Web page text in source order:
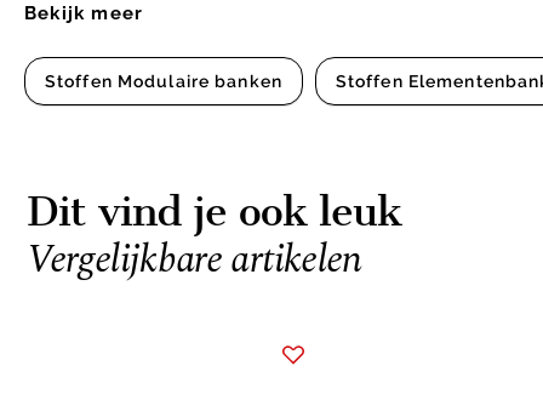
Bekijk meer
Stoffen Modulaire banken Stoffen
Dit vind je ook leuk
Vergelijkbare artikelen